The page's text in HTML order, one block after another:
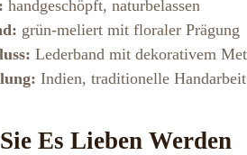
handgeschöpft, naturbelassen
grün-meliert mit floraler Prägung
Lederband mit dekorativem
Indien, traditionelle Handarbeit
Es Lieben Werden